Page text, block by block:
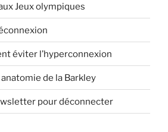
Jeux olympiques
éviter l’hyperconnexion
de la Barkley
pour déconnecter